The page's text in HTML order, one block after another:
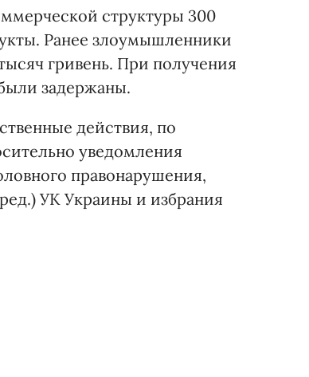
структуры 300
Ранее злоумышленники
гривень. При получения
задержаны.
действия, по
уведомления
правонарушения,
УК Украины и избрания